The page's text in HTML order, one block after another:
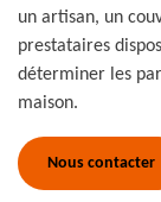
un artisan, un
prestataires
déterminer les
maison.
Nous contacter